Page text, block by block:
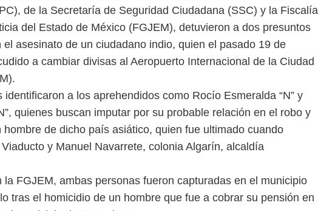
de la Secretaría de Seguridad Ciudadana (SSC) y la Fiscalía
del Estado de México (FGJEM), detuvieron a dos presuntos
el asesinato de un ciudadano indio, quien el pasado 19 de
a cambiar divisas al Aeropuerto Internacional de la Ciudad
identificaron a los aprehendidos como Rocío Esmeralda “N” y
quienes buscan imputar por su probable relación en el robo y
hombre de dicho país asiático, quien fue ultimado cuando
y Manuel Navarrete, colonia Algarín, alcaldía
la FGJEM, ambas personas fueron capturadas en el municipio
tras el homicidio de un hombre que fue a cobrar su pensión en